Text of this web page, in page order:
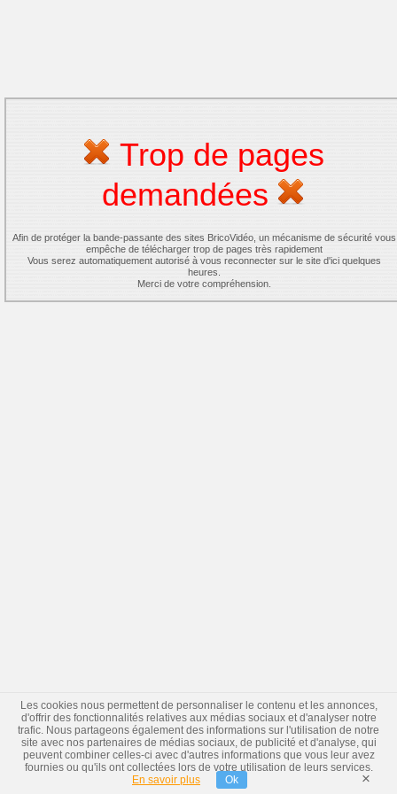
Trop de pages
demandées
Afin de protéger la bande-passante des sites BricoVidéo, un mécanisme de sécurité vous
empêche de télécharger trop de pages très rapidement
Vous serez automatiquement autorisé à vous reconnecter sur le site d'ici quelques
heures.
Merci de votre compréhension.
Les cookies nous permettent de personnaliser le contenu et les annonces,
d'offrir des fonctionnalités relatives aux médias sociaux et d'analyser notre
trafic. Nous partageons également des informations sur l'utilisation de notre
site avec nos partenaires de médias sociaux, de publicité et d'analyse, qui
peuvent combiner celles-ci avec d'autres informations que vous leur avez
fournies ou qu'ils ont collectées lors de votre utilisation de leurs services.
En savoir plus
Ok ×